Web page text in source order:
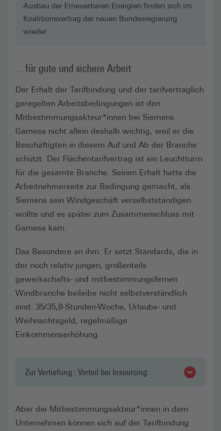
Ausbau der Erneuerbaren Energien finden sich im
Koalitionsvertrag der neuen Bundesregierung
wieder.
... für gute und sichere Arbeit
Der Erhalt der Tarifbindung und der tarifvertraglich
geregelten Arbeitsbedingungen ist den
Mitbestimmungsakteur*innen bei Siemens
Gamesa nicht allein deshalb wichtig, weil er die
Beschäftigten in diesem Auf und Ab der Branche
schützt. Der Flächentarifvertrag ist ein Leuchtturm
für die gesamte Branche. Seinen Erhalt hatte die
Arbeitnehmerseite zur Bedingung gemacht, als
Siemens sein Windgeschäft verselbstständigen
wollte und es später zum Zusammenschluss mit
Gamesa kam.
Das Besondere an ihm: Er setzt Standards, die in
der noch relativ jungen, großenteils
gewerkschafts- und mitbestimmungsfernen
Windbranche beileibe nicht selbstverständlich
sind: 35/35,8-Stunden-Woche, Urlaubs- und
Weihnachtsgeld, regelmäßige
Einkommenserhöhung.
Zur Vertiefung : Vorteil bei Insourcing
Aber die Mitbestimmungsakteur*innen in dem
Unternehmen können sich auf der Tarifbindung